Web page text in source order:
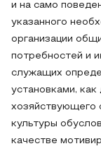
и на само
указанного
организации
потребностей и
служащих
установками, как
хозяйствующего
культуры
качестве